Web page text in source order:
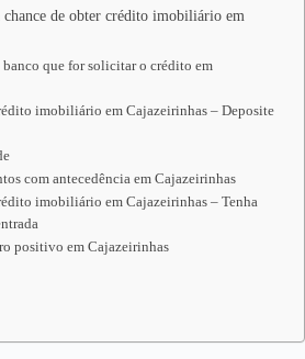
chance de obter crédito imobiliário em
banco que for solicitar o crédito em
imobiliário em Cajazeirinhas – Deposite
com antecedência em Cajazeirinhas
imobiliário em Cajazeirinhas – Tenha
positivo em Cajazeirinhas